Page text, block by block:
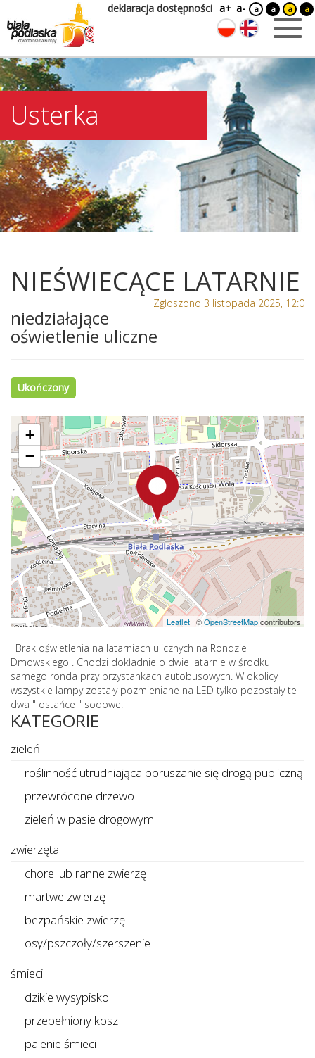
deklaracja dostępności a+ a- a a a a
Usterka
NIEŚWIECĄCE LATARNIE
Zgłoszono 3 listopada 2025, 12:0
niedziałające
oświetlenie uliczne
Ukończony
+
−
Leaflet | ©OpenStreetMapcontributors
|Brak oświetlenia na latarniach ulicznych na Rondzie
Dmowskiego . Chodzi dokładnie o dwie latarnie w środku
samego ronda przy przystankach autobusowych. W okolicy
wszystkie lampy zostały pozmieniane na LED tylko pozostały te
dwa " ostańce " sodowe.
KATEGORIE
zieleń
roślinność utrudniająca poruszanie się drogą publiczną
przewrócone drzewo
zieleń w pasie drogowym
zwierzęta
chore lub ranne zwierzę
martwe zwierzę
bezpańskie zwierzę
osy/pszczoły/szerszenie
śmieci
dzikie wysypisko
przepełniony kosz
palenie śmieci